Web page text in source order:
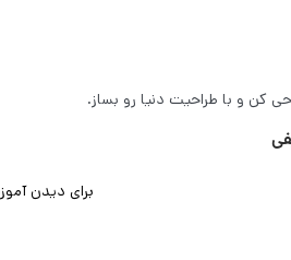
کن و با طراحیت دنیا رو بساز.
برای دیدن